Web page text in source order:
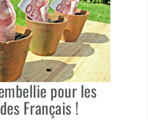
pour les
Français !